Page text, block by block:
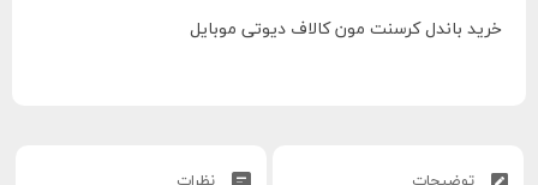
خرید باندل کرسنت مون کالاف دیوتی موبایل